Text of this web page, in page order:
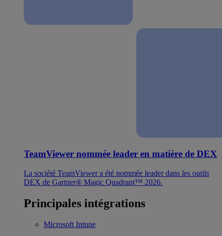
TeamViewer nommée leader en matière de DEX
La société TeamViewer a été nommée leader dans les outils
DEX de Gartner® Magic Quadrant™ 2026.
Principales intégrations
Microsoft Intune